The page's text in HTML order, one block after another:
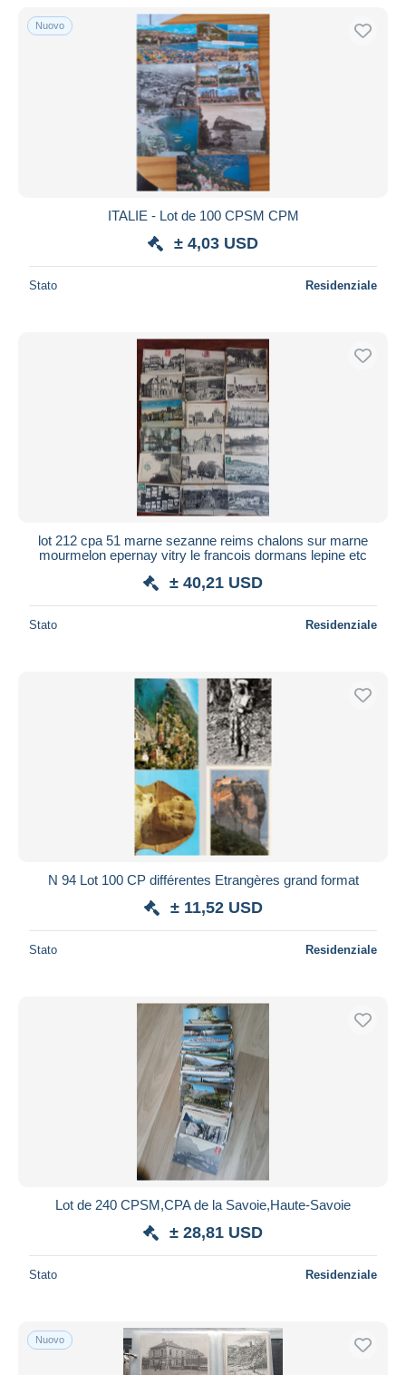
Nuovo
ITALIE - Lot de 100 CPSM CPM
± 4,03 USD
Stato Residenziale
lot 212 cpa 51 marne sezanne reims chalons sur marne
mourmelon epernay vitry le francois dormans lepine etc
± 40,21 USD
Stato Residenziale
N 94 Lot 100 CP différentes Etrangères grand format
± 11,52 USD
Stato Residenziale
Lot de 240 CPSM,CPA de la Savoie,Haute-Savoie
± 28,81 USD
Stato Residenziale
Nuovo